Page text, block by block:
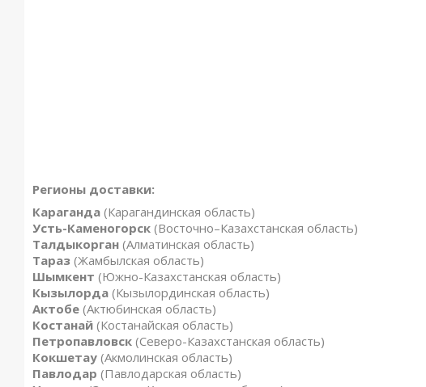
Регионы доставки:
Караганда (Карагандинская область)
Усть-Каменогорск (Восточно–Казахстанская область)
Талдыкорган (Алматинская область)
Тараз (Жамбылская область)
Шымкент (Южно-Казахстанская область)
Кызылорда (Кызылординская область)
Актобе (Актюбинская область)
Костанай (Костанайская область)
Петропавловск (Северо-Казахстанская область)
Кокшетау (Акмолинская область)
Павлодар (Павлодарская область)